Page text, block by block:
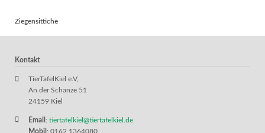
Ziegensittiche
Kontakt
TierTafelKiel e.V,
An der Schanze 51
24159 Kiel
Email : tiertafelkiel@tiertafelkiel.de
Mobil : 0162 1364080